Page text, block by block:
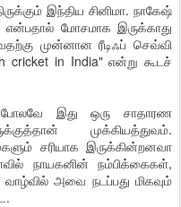
இந்திய சினிமா. நாகேஷ்
என்பதால் மோசமாக இருக்காது
முன்னான ரீடிஃப் செவ்வி
cricket in India" என்று கூடச்
இது ஒரு சாதாரண
முக்கியத்துவம்.
சரியாக இருக்கின்றனவா
நாயகனின் நம்பிக்கைகள்,
வாழ்வில் அவை நடப்பது மிகவும்